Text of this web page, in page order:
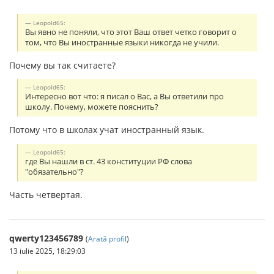
Leopold65:
Вы явно не поняли, что этот Ваш ответ четко говорит о
том, что Вы иностранные языки никогда не учили.
Почему вы так считаете?
Leopold65:
Интересно вот что: я писал о Вас, а Вы ответили про
школу. Почему, можете пояснить?
Потому что в школах учат иностранный язык.
Leopold65:
где Вы нашли в ст. 43 конституции РФ слова
"обязательно"?
Часть четвертая.
qwerty123456789 (Arată profil)
13 iulie 2025, 18:29:03